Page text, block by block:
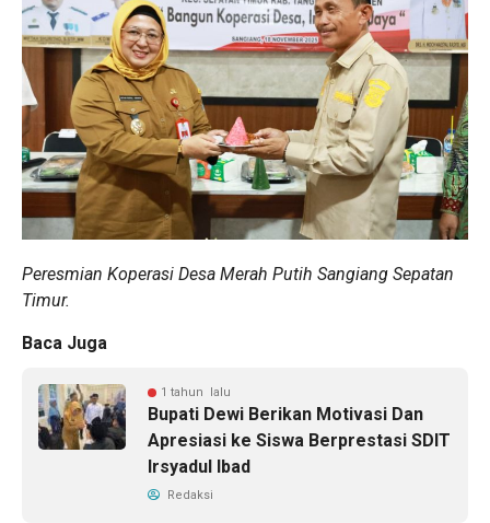
Peresmian Koperasi Desa Merah Putih Sangiang Sepatan
Timur.
Baca Juga
1 tahun lalu
Bupati Dewi Berikan Motivasi Dan
Apresiasi ke Siswa Berprestasi SDIT
Irsyadul Ibad
Redaksi